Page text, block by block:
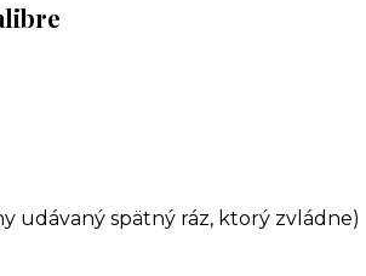
udávaný spätný ráz, ktorý zvládne)